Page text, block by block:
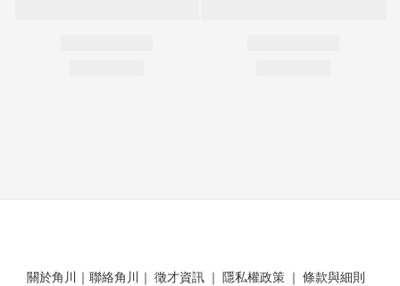
關於角川 ｜ 聯絡角川 ｜ 徵才資訊 ｜ 隱私權政策 ｜ 條款與細則